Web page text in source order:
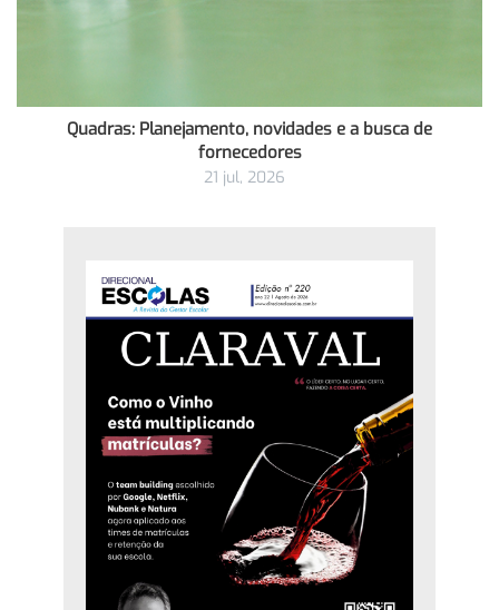
Quadras: Planejamento, novidades e a busca de
fornecedores
21 jul, 2026